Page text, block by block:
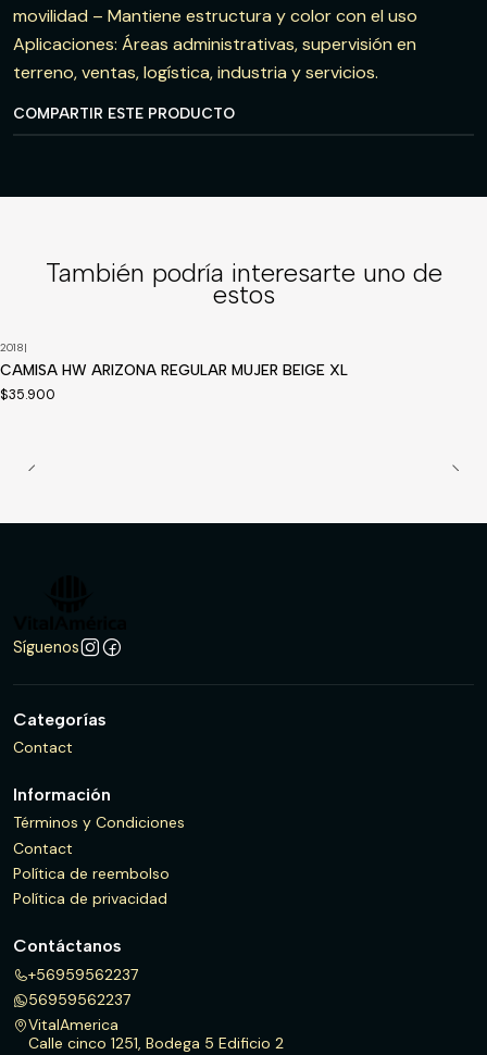
movilidad – Mantiene estructura y color con el uso
Aplicaciones: Áreas administrativas, supervisión en
terreno, ventas, logística, industria y servicios.
COMPARTIR ESTE PRODUCTO
También podría interesarte uno de
estos
2018|
CAMISA HW ARIZONA REGULAR MUJER BEIGE XL
$35.900
Síguenos
Categorías
Contact
Información
Términos y Condiciones
Contact
Política de reembolso
Política de privacidad
Contáctanos
+56959562237
56959562237
VitalAmerica
Calle cinco 1251, Bodega 5 Edificio 2